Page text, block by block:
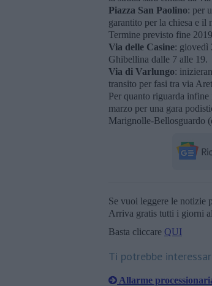
Piazza San Paolino: per
garantito per la chiesa e
Termine previsto fine
Via delle Casine: giovedì
Ghibellina dalle 7 alle 19.
Via di Varlungo:
transito per fasi tra via
Per quanto riguarda
marzo per una gara
Marignolle-Bellosguardo
Se vuoi leggere le notizie
Arriva gratis tutti i giorni
Basta cliccare QUI
Ti potrebbe
Allarme